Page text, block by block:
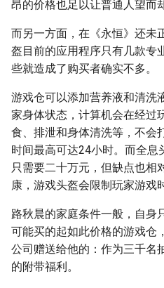
昂的价格也足以让普通人望而
而另一方面，在《永恒》还未
盔目前的应用程序只有几款专
些就造成了购买者确实不多。
游戏仓可以添加营养液和清洗
家身体状态，计算机会在经过
食、排泄和身体清洗等，不会
时间最高可达24小时。而全息
只需要二十万元，但缺点也相
康，游戏头盔会限制玩家游戏
路秋晨的家庭条件一般，自身
可能买的起如此价格的游戏仓
公司赠送给他的：作为三千名
的附带福利。